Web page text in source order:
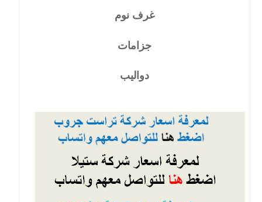
غرف نوم
جزامات
دواليب